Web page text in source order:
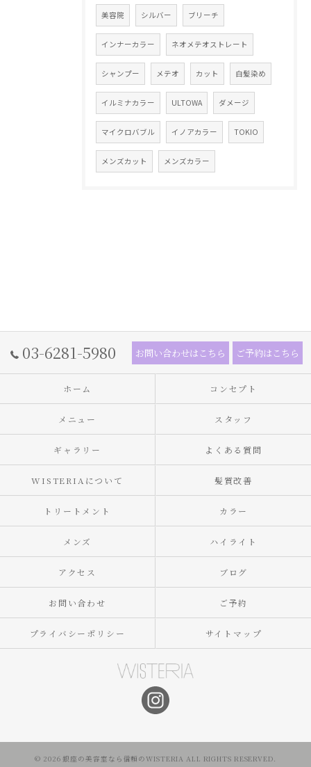
美容院 シルバー ブリーチ
インナーカラー ネオメテオストレート
シャンプー メテオ カット 白髪染め
イルミナカラー ULTOWA ダメージ
マイクロバブル イノアカラー TOKIO
メンズカット メンズカラー
03-6281-5980 お問い合わせはこちら ご予約はこちら
ホーム コンセプト
メニュー スタッフ
ギャラリー よくある質問
WISTERIAについて 髪質改善
トリートメント カラー
メンズ ハイライト
アクセス ブログ
お問い合わせ ご予約
プライバシーポリシー サイトマップ
© 2026 銀座の美容室なら信頼のWISTERIA ALL RIGHTS RESERVED.